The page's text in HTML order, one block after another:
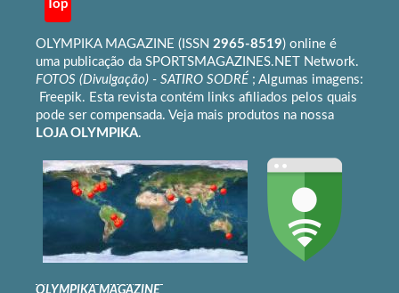
Top
OLYMPIKA MAGAZINE (ISSN 2965-8519) online é
uma publicação da SPORTSMAGAZINES.NETNetwork.
FOTOS (Divulgação) - SATIRO SODRÉ ; Algumas imagens:
Freepik. Esta revista contém links afiliados pelos quais
pode ser compensada. Veja mais produtos na nossa
LOJA OLYMPIKA.
OLYMPIKA MAGAZINE